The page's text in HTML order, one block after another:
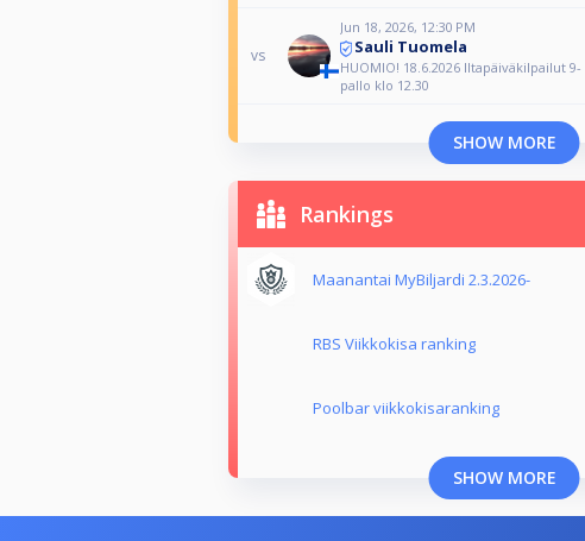
vs
Jun 18, 2026, 12:30 PM
Sauli Tuomela
HUOMIO! 18.6.2026 Iltapäiväkilpailut 9-
pallo klo 12.30
SHOW MORE
Rankings
Maanantai MyBiljardi 2.3.2026-
RBS Viikkokisa ranking
Poolbar viikkokisaranking
SHOW MORE